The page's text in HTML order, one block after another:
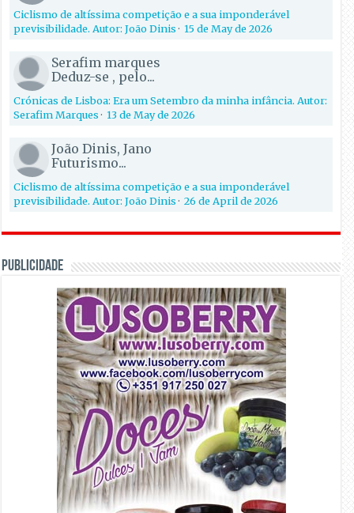
Ciclismo de altíssima competição e a sua imponderável
previsibilidade. Autor: João Dinis·15 de May de 2026
Serafim marques
Deduz-se , pelo...
Crónicas de Lisboa: Era um Setembro da minha infância. Autor:
Serafim Marques·13 de May de 2026
João Dinis, Jano
Futurismo...
Ciclismo de altíssima competição e a sua imponderável
previsibilidade. Autor: João Dinis·26 de April de 2026
PUBLICIDADE